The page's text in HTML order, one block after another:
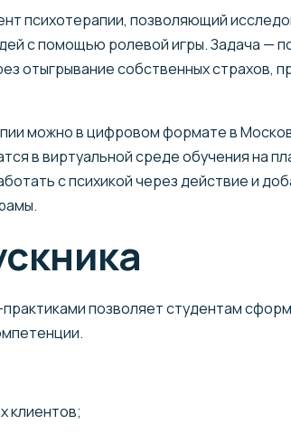
психотерапии, позволяющий
с помощью ролевой игры. Задача —
отыгрывание собственных страхов,
можно в цифровом формате в
в виртуальной среде обучения на
с психикой через действие и
позволяет студентам
клиентов;